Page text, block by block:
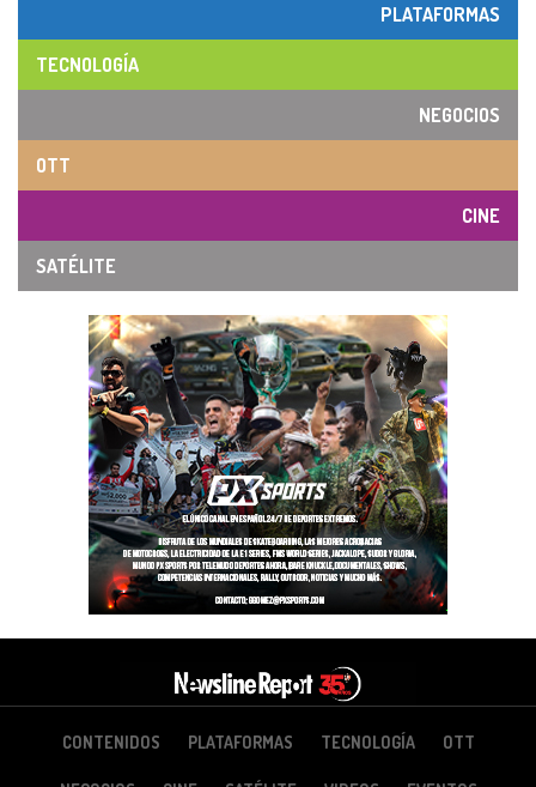
PLATAFORMAS
TECNOLOGÍA
NEGOCIOS
OTT
CINE
SATÉLITE
CONTENIDOS PLATAFORMAS TECNOLOGÍA OTT